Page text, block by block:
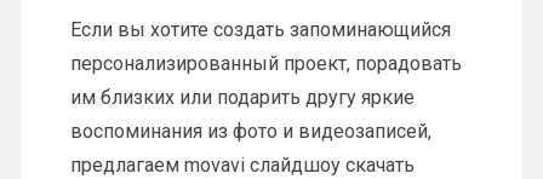
Если вы хотите создать запоминающийся
персонализированный проект, порадовать
им близких или подарить другу яркие
воспоминания из фото и видеозаписей,
предлагаем movavi слайдшоу скачать